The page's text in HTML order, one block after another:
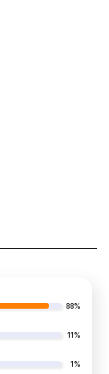
88%
11%
1%